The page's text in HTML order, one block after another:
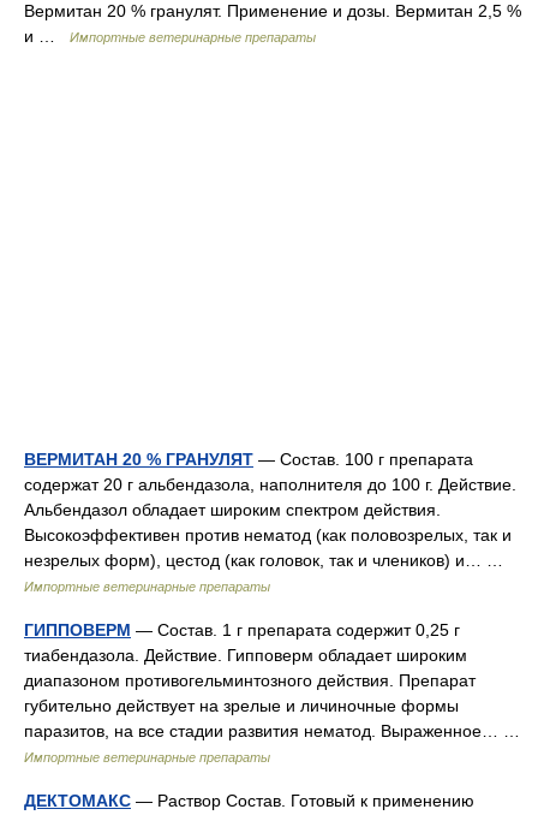
Вермитан 20 % гранулят. Применение и дозы. Вермитан 2,5 %
и …
Импортные ветеринарные препараты
ВЕРМИТАН 20 % ГРАНУЛЯТ — Состав. 100 г препарата
содержат 20 г альбендазола, наполнителя до 100 г. Действие.
Альбендазол обладает широким спектром действия.
Высокоэффективен против нематод (как половозрелых, так и
незрелых форм), цестод (как головок, так и члеников) и… …
Импортные ветеринарные препараты
ГИППОВЕРМ — Состав. 1 г препарата содержит 0,25 г
тиабендазола. Действие. Гипповерм обладает широким
диапазоном противогельминтозного действия. Препарат
губительно действует на зрелые и личиночные формы
паразитов, на все стадии развития нематод. Выраженное… …
Импортные ветеринарные препараты
ДЕКТОМАКС — Раствор Состав. Готовый к применению